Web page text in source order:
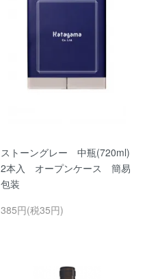
ストーングレー 中瓶(720ml)
2本入 オープンケース 簡易
包装
385円(税35円)